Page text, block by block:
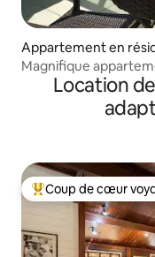
Appartement en
Magnifique
Location
Coups de cœur
Coup de cœur